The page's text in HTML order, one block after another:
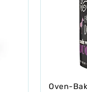
Oven-